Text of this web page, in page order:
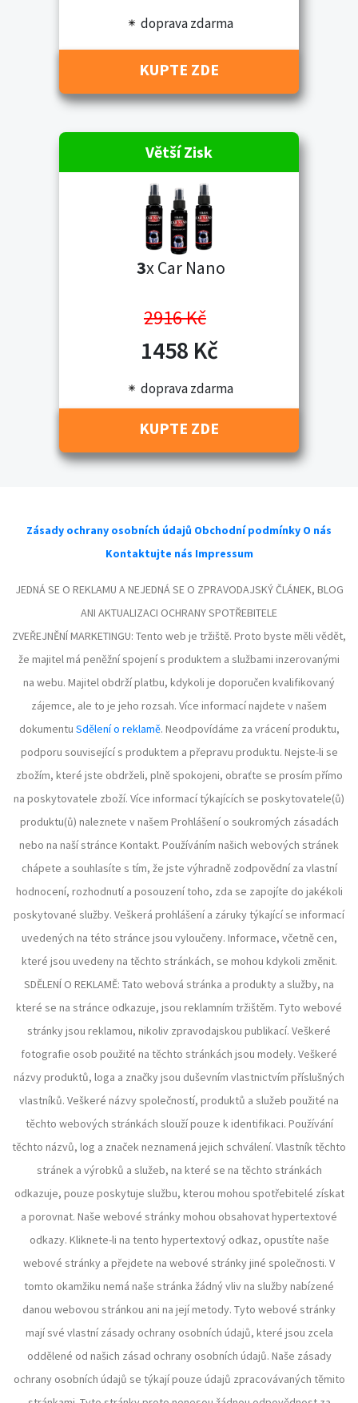
doprava zdarma
KUPTE ZDE
Větší Zisk
3x Car Nano
2916 Kč
1458 Kč
doprava zdarma
KUPTE ZDE
Zásady ochrany osobních údajů Obchodní podmínky O nás
Kontaktujte nás Impressum
JEDNÁ SE O REKLAMU A NEJEDNÁ SE O ZPRAVODAJSKÝ ČLÁNEK, BLOG
ANI AKTUALIZACI OCHRANY SPOTŘEBITELE
ZVEŘEJNĚNÍ MARKETINGU: Tento web je tržiště. Proto byste měli vědět,
že majitel má peněžní spojení s produktem a službami inzerovanými
na webu. Majitel obdrží platbu, kdykoli je doporučen kvalifikovaný
zájemce, ale to je jeho rozsah. Více informací najdete v našem
dokumentu Sdělení o reklamě. Neodpovídáme za vrácení produktu,
podporu související s produktem a přepravu produktu. Nejste-li se
zbožím, které jste obdrželi, plně spokojeni, obraťte se prosím přímo
na poskytovatele zboží. Více informací týkajících se poskytovatele(ů)
produktu(ů) naleznete v našem Prohlášení o soukromých zásadách
nebo na naší stránce Kontakt. Používáním našich webových stránek
chápete a souhlasíte s tím, že jste výhradně zodpovědní za vlastní
hodnocení, rozhodnutí a posouzení toho, zda se zapojíte do jakékoli
poskytované služby. Veškerá prohlášení a záruky týkající se informací
uvedených na této stránce jsou vyloučeny. Informace, včetně cen,
které jsou uvedeny na těchto stránkách, se mohou kdykoli změnit.
SDĚLENÍ O REKLAMĚ: Tato webová stránka a produkty a služby, na
které se na stránce odkazuje, jsou reklamním tržištěm. Tyto webové
stránky jsou reklamou, nikoliv zpravodajskou publikací. Veškeré
fotografie osob použité na těchto stránkách jsou modely. Veškeré
názvy produktů, loga a značky jsou duševním vlastnictvím příslušných
vlastníků. Veškeré názvy společností, produktů a služeb použité na
těchto webových stránkách slouží pouze k identifikaci. Používání
těchto názvů, log a značek neznamená jejich schválení. Vlastník těchto
stránek a výrobků a služeb, na které se na těchto stránkách
odkazuje, pouze poskytuje službu, kterou mohou spotřebitelé získat
a porovnat. Naše webové stránky mohou obsahovat hypertextové
odkazy. Kliknete-li na tento hypertextový odkaz, opustíte naše
webové stránky a přejdete na webové stránky jiné společnosti. V
tomto okamžiku nemá naše stránka žádný vliv na služby nabízené
danou webovou stránkou ani na její metody. Tyto webové stránky
mají své vlastní zásady ochrany osobních údajů, které jsou zcela
oddělené od našich zásad ochrany osobních údajů. Naše zásady
ochrany osobních údajů se týkají pouze údajů zpracovávaných těmito